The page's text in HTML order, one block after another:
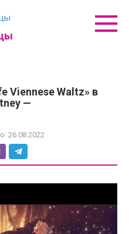
Viennese Waltz» в
—
26.08.2022